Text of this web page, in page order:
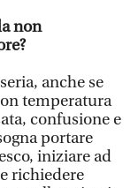
non
anche se
temperatura
confusione e
portare
iniziare ad
richiedere